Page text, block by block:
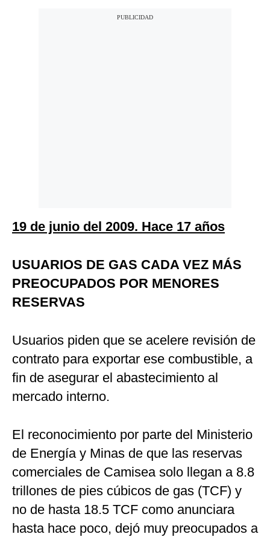
19 de junio del 2009. Hace 17 años
USUARIOS DE GAS CADA VEZ MÁS
PREOCUPADOS POR MENORES
RESERVAS
Usuarios piden que se acelere revisión de
contrato para exportar ese combustible, a
fin de asegurar el abastecimiento al
mercado interno.
El reconocimiento por parte del Ministerio
de Energía y Minas de que las reservas
comerciales de Camisea solo llegan a 8.8
trillones de pies cúbicos de gas (TCF) y
no de hasta 18.5 TCF como anunciara
hasta hace poco, dejó muy preocupados a